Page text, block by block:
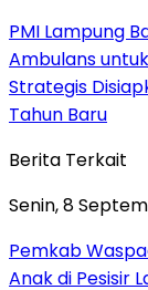
PMI Lampung
Ambulans
Strategis
Tahun Baru
Berita Terkait
Senin, 8
Pemkab
Anak di Pesisir